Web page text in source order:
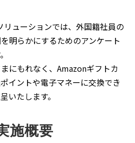
リューションでは、外国籍社員の
明らかにするためのアンケート
にもれなく、Amazonギフトカ
イントや電子マネーに交換でき
いたします。
施概要